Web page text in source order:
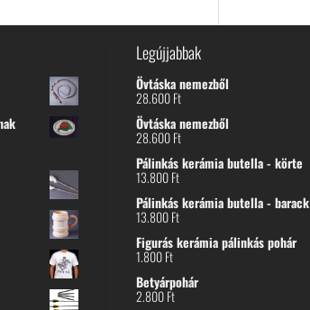
Legújjabbak
Övtáska nemezből
28.600Ft
Övtáska nemezből
28.600Ft
Pálinkás kerámia butella - körte
13.800Ft
Pálinkás kerámia butella - barack
13.800Ft
Figurás kerámia pálinkás pohár
1.800Ft
Betyárpohár
2.800Ft